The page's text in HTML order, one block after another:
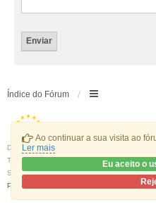
Ao continuar a sua visita ao
Ler mais
Eu aceito o
Índice do Fórum
Desenvolvido por
Traduzido por:
phpBB Portugal
Stylewe_universalcreated by INVENTEA &
Privacidade